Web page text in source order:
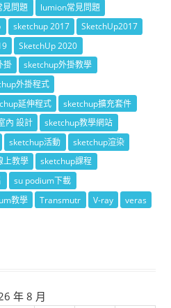
見問題
lumion常見問題
sketchup 2017
SketchUp2017
SketchUp 2020
掛
sketchup外掛教學
外掛程式
延伸程式
sketchup擴充套件
內 設計
sketchup教學網站
sketchup活動
sketchup渲染
上教學
sketchup課程
su podium下載
教學 Transmutr V-ray
veras
年 8 月